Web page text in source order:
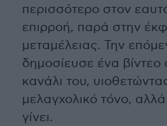
περισσότερο στον
επιρροή, παρά στην
μεταμέλειας. Την
δημοσίευσε ένα βίντεο
κανάλι του,
μελαγχολικό τόνο,
γίνει.